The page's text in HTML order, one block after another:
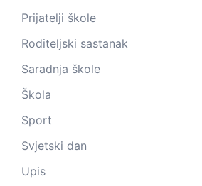
Prijatelji škole
Roditeljski sastanak
Saradnja škole
Škola
Sport
Svjetski dan
Upis